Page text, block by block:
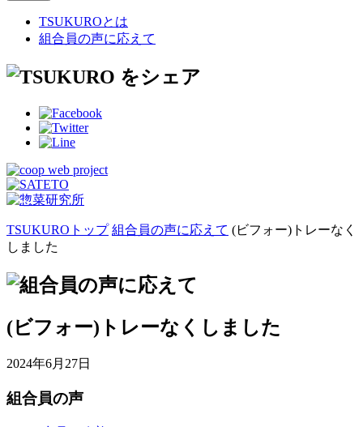
TSUKUROとは
組合員の声に応えて
TSUKUROトップ 組合員の声に応えて (ビフォー)トレーなく
しました
(ビフォー)トレーなくしました
2024年6月27日
組合員の声